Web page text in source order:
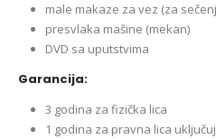
male makaze za vez (za
presvlaka mašine (mekan)
DVD sa uputstvima
Garancija:
3 godina za fizička lica
1 godina za pravna lica